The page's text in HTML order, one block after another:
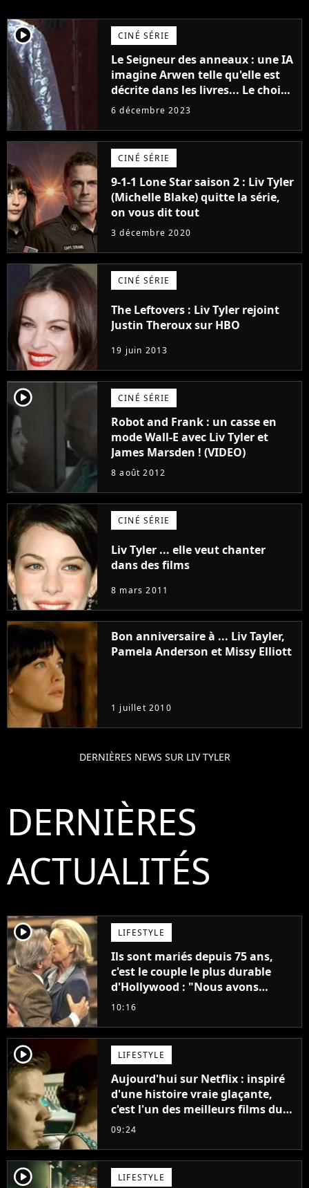
player2 CINÉ SÉRIE
Le Seigneur des anneaux : une IA
imagine Arwen telle qu'elle est
décrite dans les livres... Le choix
Liv Tyler a toujours été parfait !
6 décembre 2023
CINÉ SÉRIE
9-1-1 Lone Star saison 2 : Liv Tyler
(Michelle Blake) quitte la série,
on vous dit tout
3 décembre 2020
CINÉ SÉRIE
The Leftovers : Liv Tyler rejoint
Justin Theroux sur HBO
19 juin 2013
player2 CINÉ SÉRIE
Robot and Frank : un casse en
mode Wall-E avec Liv Tyler et
James Marsden ! (VIDEO)
8 août 2012
CINÉ SÉRIE
Liv Tyler ... elle veut chanter
dans des films
8 mars 2011
Bon anniversaire à ... Liv Tayler,
Pamela Anderson et Missy Elliott
1 juillet 2010
DERNIÈRES NEWS SUR LIV TYLER
DERNIÈRES
ACTUALITÉS
player2 LIFESTYLE
Ils sont mariés depuis 75 ans,
c'est le couple le plus durable
d'Hollywood : "Nous avons
avancé jour après jour, et les
décennies"
10:16
player2 LIFESTYLE
Aujourd'hui sur Netflix : inspiré
d'une histoire vraie glaçante,
c'est l'un des meilleurs films du
21ème siècle
09:24
player2 LIFESTYLE